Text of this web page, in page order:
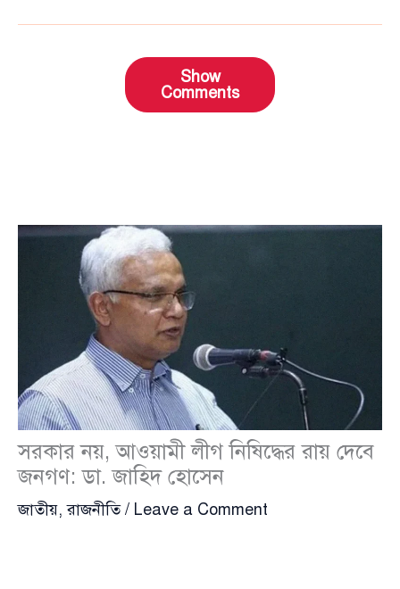
Show
Comments
সরকার নয়, আওয়ামী লীগ নিষিদ্ধের রায় দেবে
জনগণ: ডা. জাহিদ হোসেন
জাতীয়,রাজনীতি/ Leave a Comment